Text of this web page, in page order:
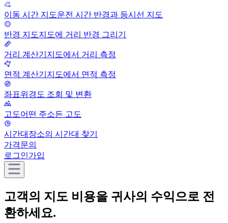
이동 시간 지도운전 시간 반경과 등시선 지도
반경 지도지도에 거리 반경 그리기
거리 계산기 지도에서 거리 측정
면적 계산기 지도에서 면적 측정
좌표위경도 조회 및 변환
고도어떤 주소든 고도
시간대 장소의 시간대 찾기
가격문의
로그인가입
고객의 지도 비용을 귀사의 수익으로 전
환하세요.